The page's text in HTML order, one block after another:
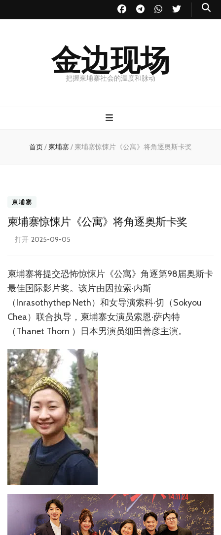
金边现场
把握柬埔寨社会的温度和脉动
首页/ 柬埔寨 / 柬埔寨惊悚片《公寓》将角逐奥斯卡奖
柬埔寨
柬埔寨惊悚片《公寓》将角逐奥斯卡奖
打开 2025-09-05
柬埔寨将提交恐怖惊悚片《公寓》角逐第98届奥斯卡
最佳国际影片奖。该片由因拉索·内斯
（Inrasothythep Neth）和女导演索科·切（Sokyou
Chea）联合执导，柬埔寨女演员索恩·萨内特
（Thanet Thorn ）日本男演员细田善彦主演。